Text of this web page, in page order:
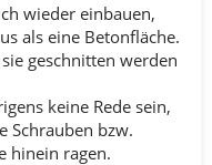
wieder einbauen,
als eine Betonfläche.
geschnitten werden
keine Rede sein,
Schrauben bzw.
hinein ragen.